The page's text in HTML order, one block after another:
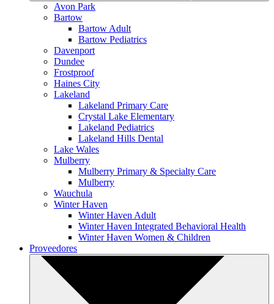
Avon Park
Bartow
Bartow Adult
Bartow Pediatrics
Davenport
Dundee
Frostproof
Haines City
Lakeland
Lakeland Primary Care
Crystal Lake Elementary
Lakeland Pediatrics
Lakeland Hills Dental
Lake Wales
Mulberry
Mulberry Primary & Specialty Care
Mulberry
Wauchula
Winter Haven
Winter Haven Adult
Winter Haven Integrated Behavioral Health
Winter Haven Women & Children
Proveedores